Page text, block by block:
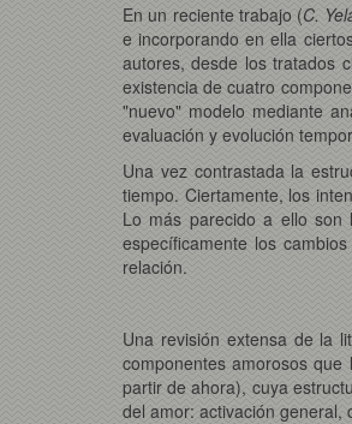
En un reciente trabajo (C.
e incorporando en ella
autores, desde los tratados
existencia de cuatro
"nuevo" modelo mediante
evaluación y evolución
Una vez contrastada la
tiempo. Ciertamente, los
Lo más parecido a ello son
específicamente los
relación.
Una revisión extensa de la
componentes amorosos que
partir de ahora), cuya
del amor: activación general,